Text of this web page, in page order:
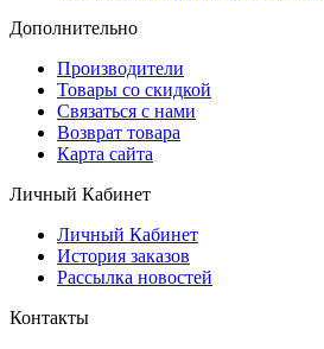
Дополнительно
Производители
Товары со скидкой
Связаться с нами
Возврат товара
Карта сайта
Личный Кабинет
Личный Кабинет
История заказов
Рассылка новостей
Контакты